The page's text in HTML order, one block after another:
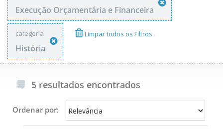
Execução Orçamentária e Financeira
categoria
História
Limpar todos os Filtros
5 resultados encontrados
Ordenar por: